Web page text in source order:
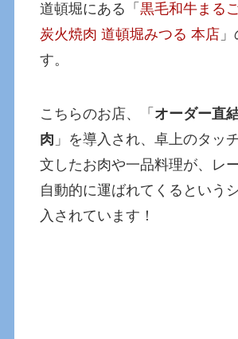
道頓堀にある「黒毛和牛まる
炭火焼肉 道頓堀みつる 本店
す。
こちらのお店、「 オーダー直
肉 」を導入され、卓上のタッ
文したお肉や一品料理が、レ
自動的に運ばれてくるという
入されています！